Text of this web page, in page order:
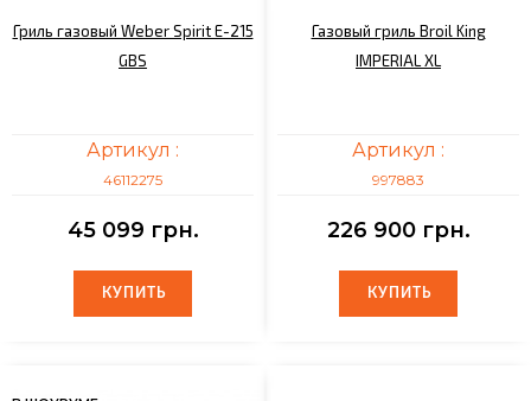
Гриль газовый Weber Spirit E-215
GBS
Артикул :
46112275
45 099 грн.
КУПИТЬ
КУПИТЬ
Газовый гриль Broil King
IMPERIAL XL
Артикул :
997883
226 900 грн.
КУПИТЬ
КУПИТЬ